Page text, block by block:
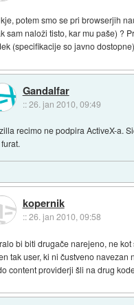
potem smo se pri browserjih
sam naloži tisto, kar mu paše) ?
(specifikacije so javno
Gandalfar
::26. jan 2010, 09:49
recimo ne podpira ActiveX-a.
kopernik
::26. jan 2010, 09:58
bi biti drugače narejeno, ne
tak user, ki ni čustveno
content providerji šli na drug